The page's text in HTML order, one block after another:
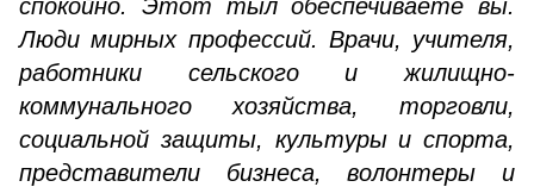
спокойно. Этот тыл обеспечиваете вы.
Люди мирных профессий. Врачи, учителя,
работники сельского и жилищно-
коммунального хозяйства, торговли,
социальной защиты, культуры и спорта,
представители бизнеса, волонтеры и